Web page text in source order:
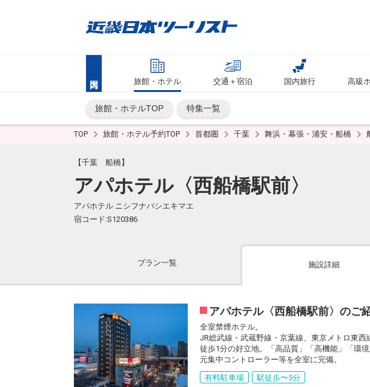
旅館・ホテル 交通＋宿泊 国内旅行 高級
旅館・ホテルTOP 特集一覧
TOP 旅館・ホテル予約TOP 首都圏 千葉 舞浜・幕張・浦安・船橋
【千葉 船橋】
アパホテル〈西船橋駅前〉
アパホテル ニシフナバシエキマエ
宿コード:S120386
プラン一覧 施設詳細
アパホテル〈西船橋駅前〉のご
全室禁煙ホテル。
JR総武線・武蔵野線・京葉線、東京メトロ東
徒歩1分の好立地。「高品質」「高機能」「環
元集中コントローラー等を全室に完備。
有料駐車場
駅徒歩〜5分